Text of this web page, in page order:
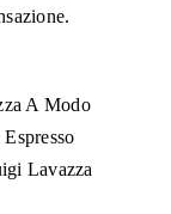
A Modo
Lavazza